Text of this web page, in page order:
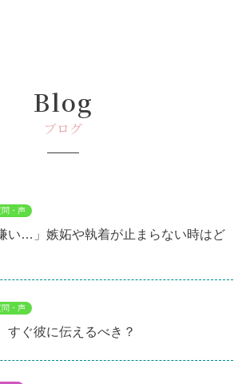
Blog
ブログ
問・声
い…」嫉妬や執着が止まらない時はど
問・声
すぐ彼に伝えるべき？